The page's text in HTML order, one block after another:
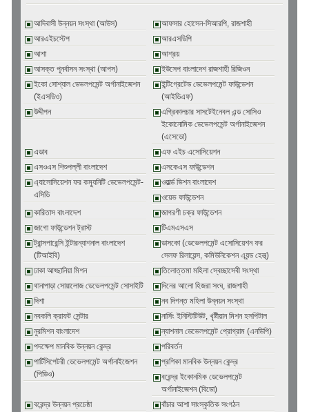
আদিবাসী উন্নয়ন সংস্থা (আউস)
আফসার হোসেন-সিআরপি, রাজশাহী
আরএইচস্টেপ
আরএসডিপি
আশা
আশ্রয়
আসক্ত পূনর্বাসন সংস্থা (আপস)
ইউসেপ বাংলাদেশ রাজশাহী রিজিওন
ইকো সোশ্যাল ডেভলপমেন্ট অর্গানাইজেশন
(ইএসডিও)
ইন্টিগ্রেটেড ডেভেলপমেন্ট ফাউন্ডেশন
(আইডিএফ)
উদ্দীপন
এগ্রিকালচার সাসটেইনেবল এন্ড সোসিও
ইকোনোমিক ডেভেলপমেন্ট অর্গানাইজেশন
(এসেডো)
এডাব
এফ এইচ এসোসিয়েশন
এসওএস শিশুপল্লী বাংলাদেশ
এসকেএস ফাউন্ডেশন
এ্যাসোসিয়েশন ফর কম্যুনিটি ডেভেলপমেন্ট-
এসিডি
ওয়ার্ল্ড ভিশন বাংলাদেশ
ওয়েভ ফাউন্ডেশন
কারিতাস বাংলাদেশ
জাগরণী চক্র ফাউন্ডেশন
জাগো ফাউন্ডেশন ট্রাস্ট
টিএমএসএস
ট্রান্সপারেন্সি ইন্টারন্যাশনাল বাংলাদেশ
(টিআইবি)
ডাসকো (ডেভেলপমেন্ট এসোসিয়েশন ফর
সেলফ রিলায়েন্স, কমিউনিকেশন এ্যন্ড হেল্থ্)
ঢাকা আহ্ছানিয়া মিশন
তিলোত্তমা মহিলা স্বেচ্ছাসেবী সংস্থা
থানাপাড়া সোয়ালোজ ডেভেলপমেন্ট সোসাইটি
দিনের আলো হিজরা সংঘ, রাজশাহী
দিশা
নব দিগন্ত মহিলা উন্নয়ন সংস্থা
নবকলি ক্রাফট সেন্টার
নার্সিং ইনিস্টিটিউট, খৃষ্টীয়ান মিশন হসপিটাল
নুরমিশন বাংলাদেশ
ন্যাশনাল ডেভেলপমেন্ট প্রোগ্রাম (এনডিপি)
পদক্ষেপ মানবিক উন্নয়ন কেন্দ্র
পরিবর্তন
পার্টিসিপেটরী ডেভেলপমেন্ট অর্গানাইজেশন
(পিডিও)
প্রশিকা মানবিক উন্নয়ন কেন্দ্র
বরেন্দ্র ইকোনমিক ডেভেলপমেন্ট
অর্গানাইজেশন (বিডো)
বরেন্দ্র উন্নয়ন প্রচেষ্ঠা
বাঁচার আশা সাংস্কৃতিক সংগঠন